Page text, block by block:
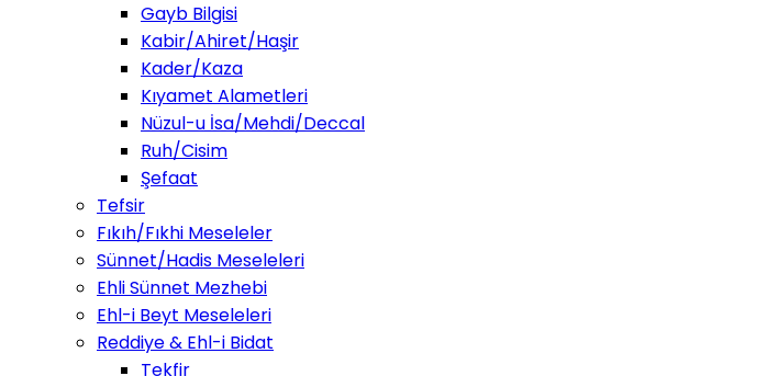
Gayb Bilgisi
Kabir/Ahiret/Haşir
Kader/Kaza
Kıyamet Alametleri
Nüzul-u İsa/Mehdi/Deccal
Ruh/Cisim
Şefaat
Tefsir
Fıkıh/Fıkhi Meseleler
Sünnet/Hadis Meseleleri
Ehli Sünnet Mezhebi
Ehl-i Beyt Meseleleri
Reddiye & Ehl-i Bidat
Tekfir